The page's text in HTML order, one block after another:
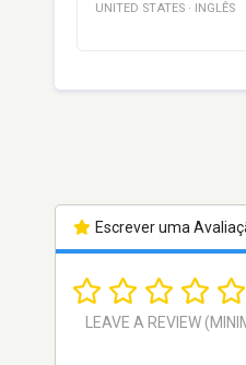
UNITED STATES · INGLÊS
Escrever uma